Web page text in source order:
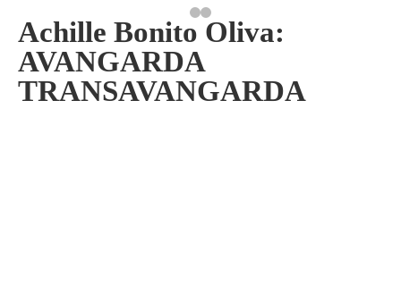
Achille Bonito Oliva:
AVANGARDA
TRANSAVANGARDA